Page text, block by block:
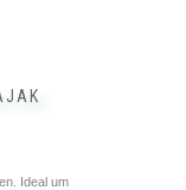
Ideal um